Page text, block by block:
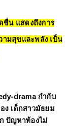
ชื่น แสดงถึงการ
ามสุขและพลัง เป็น
drama กำกับ
อง เด็กสาวมัธยม
ปัญหาท้องไม่